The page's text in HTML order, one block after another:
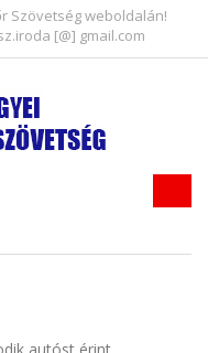
Szövetség weboldalán!
[@] gmail.com